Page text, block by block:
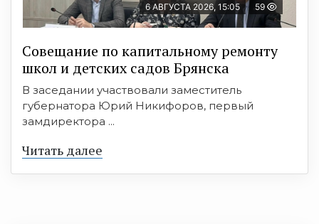
6 АВГУСТА 2026, 15:05 59
Совещание по капитальному ремонту
школ и детских садов Брянска
В заседании участвовали заместитель
губернатора Юрий Никифоров, первый
замдиректора ...
Читать далее